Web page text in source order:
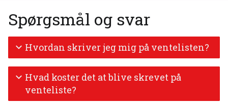
Spørgsmål og svar
Hvordan skriver jeg mig på ventelisten?
Hvad koster det at blive skrevet på
venteliste?